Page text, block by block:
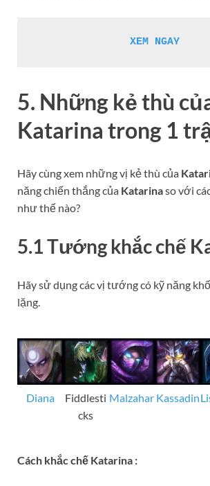
XEM NGAY
5. Những kẻ thù
Katarina trong 1
Hãy cùng xem những vị kẻ thù của
năng chiến thắng của Katarinaso với
như thế nào?
5.1 Tướng khắc chế
Hãy sử dụng các vị tướng có kỹ năng
lặng.
Diana
Fiddlesti
cks
Malzahar Kassadin
Cách khắc chế Katarina :